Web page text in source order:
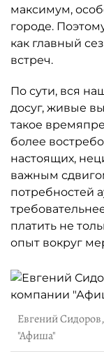
максимум,
городе.
как главный
встреч.
По сути, вся
досуг, живые
такое
более
настоящих,
важным
потребностей
платить не
опыт вокруг
Евгений
"Афиша"